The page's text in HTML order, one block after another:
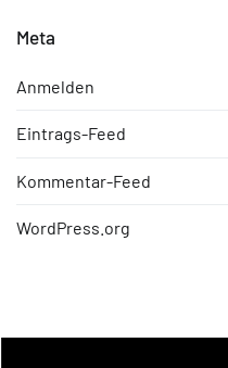
Meta
Anmelden
Eintrags-Feed
Kommentar-Feed
WordPress.org